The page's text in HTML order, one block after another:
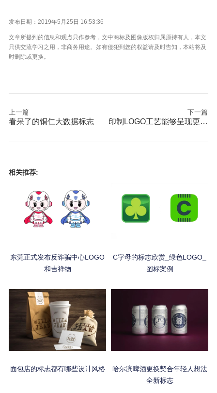
发布日期：2019年5月25日 16:53:36
文章所提到的信息和观点只作参考，文中商标及图像版权归属原持有人，本文
只供交流学习之用，非商务用途。如有侵犯到您的权益请及时告知，本站将及
时删除或更换。
上一篇
看呆了的铜仁大数据标志
下一篇
印制LOGO工艺能够呈现更多细节
相关推荐:
东莞正式发布反诈骗中心LOGO
和吉祥物
C字母的标志欣赏_绿色LOGO_
图标案例
面包店的标志都有哪些设计风格
哈尔滨啤酒更换契合年轻人想法
全新标志